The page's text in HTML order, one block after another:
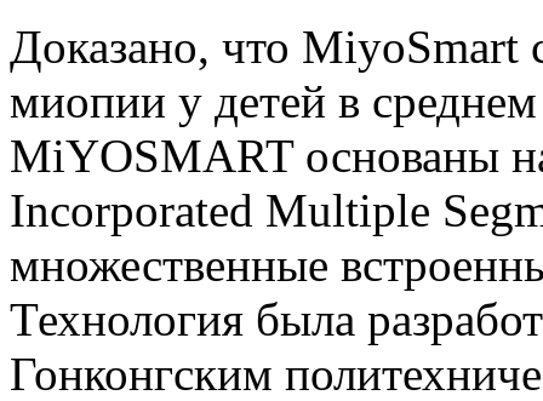
Доказано, что MiyoSmart
миопии у детей в
MiYOSMART основаны
Incorporated Multiple
множественные
Технология была
Гонконгским